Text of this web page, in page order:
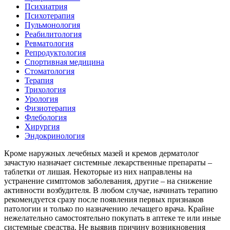
Психиатрия
Психотерапия
Пульмонология
Реабилитология
Ревматология
Репродуктология
Спортивная медицина
Стоматология
Терапия
Трихология
Урология
Физиотерапия
Флебология
Хирургия
Эндокринология
Кроме наружных лечебных мазей и кремов дерматолог
зачастую назначает системные лекарственные препараты –
таблетки от лишая. Некоторые из них направлены на
устранение симптомов заболевания, другие – на снижение
активности возбудителя. В любом случае, начинать терапию
рекомендуется сразу после появления первых признаков
патологии и только по назначению лечащего врача. Крайне
нежелательно самостоятельно покупать в аптеке те или иные
системные средства. Не выявив причину возникновения